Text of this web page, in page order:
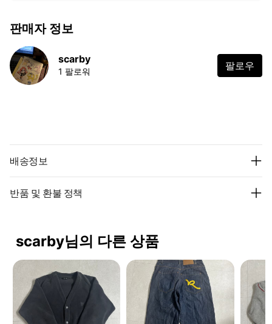
판매자 정보
scarby
1 팔로워 팔로우
배송정보
반품 및 환불 정책
scarby님의 다른 상품